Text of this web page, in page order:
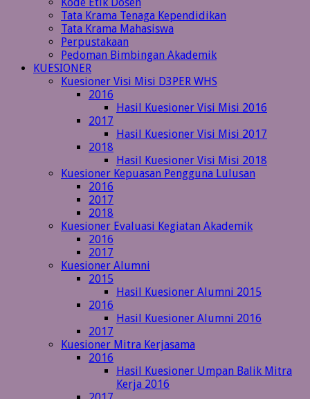
Tata Krama Tenaga Kependidikan
Tata Krama Mahasiswa
Perpustakaan
Pedoman Bimbingan Akademik
KUESIONER
Kuesioner Visi Misi D3PER WHS
2016
Hasil Kuesioner Visi Misi 2016
2017
Hasil Kuesioner Visi Misi 2017
2018
Hasil Kuesioner Visi Misi 2018
Kuesioner Kepuasan Pengguna Lulusan
2016
2017
2018
Kuesioner Evaluasi Kegiatan Akademik
2016
2017
Kuesioner Alumni
2015
Hasil Kuesioner Alumni 2015
2016
Hasil Kuesioner Alumni 2016
2017
Kuesioner Mitra Kerjasama
2016
Hasil Kuesioner Umpan Balik Mitra
Kerja 2016